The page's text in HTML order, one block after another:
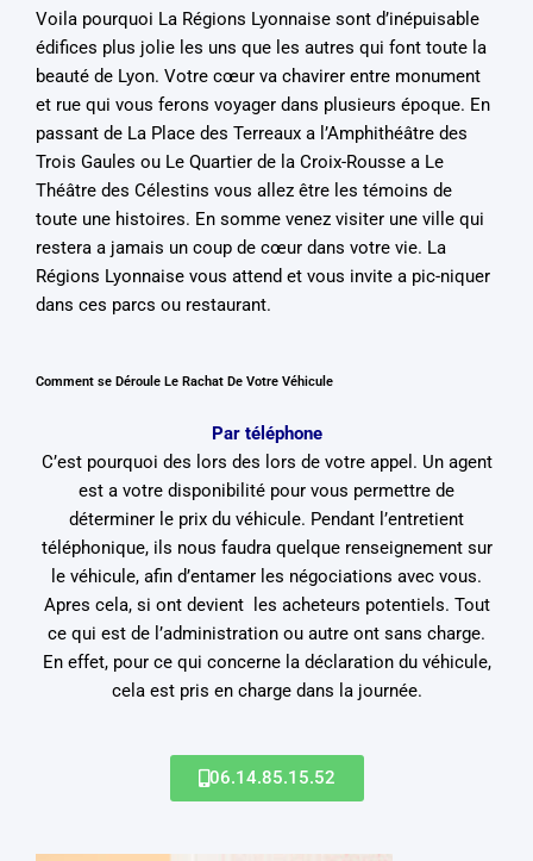
Voila pourquoi La Régions Lyonnaise sont d’inépuisable
édifices plus jolie les uns que les autres qui font toute la
beauté de Lyon. Votre cœur va chavirer entre monument
et rue qui vous ferons voyager dans plusieurs époque. En
passant de La Place des Terreaux a l’Amphithéâtre des
Trois Gaules ou Le Quartier de la Croix-Rousse a Le
Théâtre des Célestins vous allez être les témoins de
toute une histoires. En somme venez visiter une ville qui
restera a jamais un coup de cœur dans votre vie. La
Régions Lyonnaise vous attend et vous invite a pic-niquer
dans ces parcs ou restaurant.
Comment se Déroule Le Rachat De Votre Véhicule
Par téléphone
C’est pourquoi des lors des lors de votre appel. Un agent
est a votre disponibilité pour vous permettre de
déterminer le prix du véhicule. Pendant l’entretient
téléphonique, ils nous faudra quelque renseignement sur
le véhicule, afin d’entamer les négociations avec vous.
Apres cela, si ont devient les acheteurs potentiels. Tout
ce qui est de l’administration ou autre ont sans charge.
En effet, pour ce qui concerne la déclaration du véhicule,
cela est pris en charge dans la journée.
06.14.85.15.52